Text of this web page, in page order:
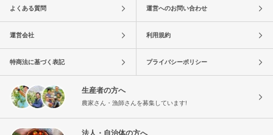
よくある質問 運営へのお問い合わせ
運営会社 利用規約
特商法に基づく表記 プライバシーポリシー
生産者の方へ
農家さん・漁師さんを募集しています!
法人・自治体の方へ